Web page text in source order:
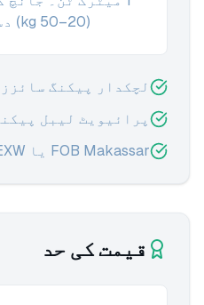
(20–50 kg) دستیاب ہیں۔
لچکدار پیکنگ
پرائیویٹ لیبل
FOB Makassar یا EXW اختیارات
قیمت کی حد